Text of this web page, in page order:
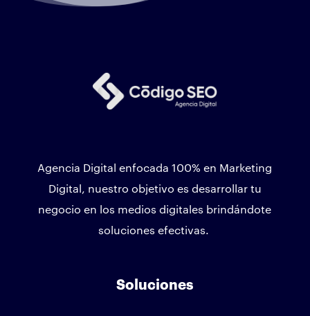
Agencia Digital enfocada 100% en Marketing
Digital, nuestro objetivo es desarrollar tu
negocio en los medios digitales brindándote
soluciones efectivas.
Soluciones